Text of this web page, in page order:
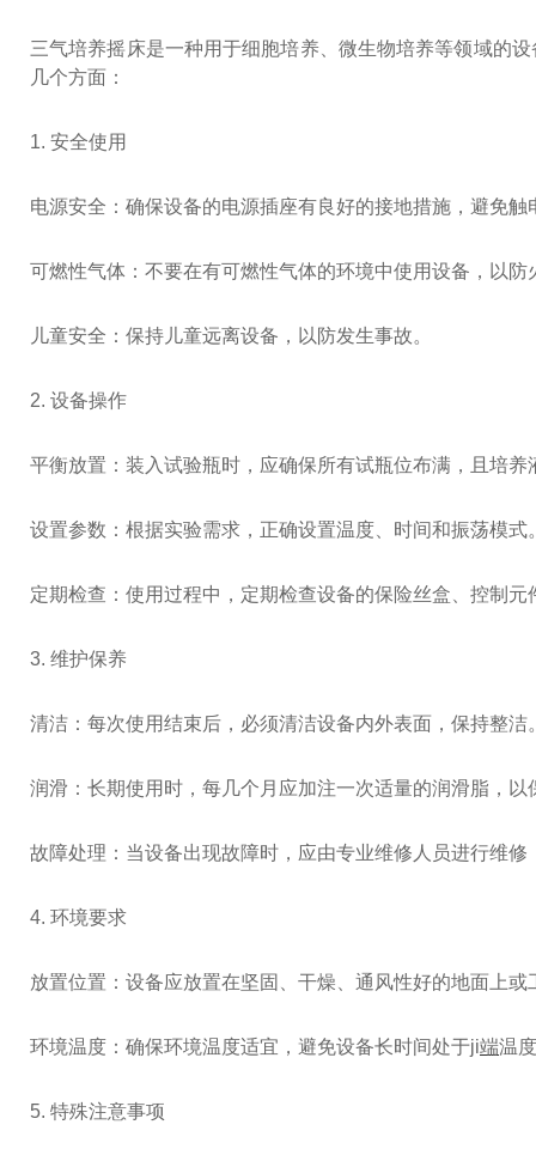
三气培养摇床是一种用于细胞培养、微生物培养等领域的
几个方面：
1. 安全使用
电源安全：确保设备的电源插座有良好的接地措施，避免触
可燃性气体：不要在有可燃性气体的环境中使用设备，以防
儿童安全：保持儿童远离设备，以防发生事故。
2. 设备操作
平衡放置：装入试验瓶时，应确保所有试瓶位布满，且培
设置参数：根据实验需求，正确设置温度、时间和振荡模
定期检查：使用过程中，定期检查设备的保险丝盒、控制
3. 维护保养
清洁：每次使用结束后，必须清洁设备内外表面，保持整
润滑：长期使用时，每几个月应加注一次适量的润滑脂，以
故障处理：当设备出现故障时，应由专业维修人员进行维
4. 环境要求
放置位置：设备应放置在坚固、干燥、通风性好的地面上或
环境温度：确保环境温度适宜，避免设备长时间处于ji端温
5. 特殊注意事项